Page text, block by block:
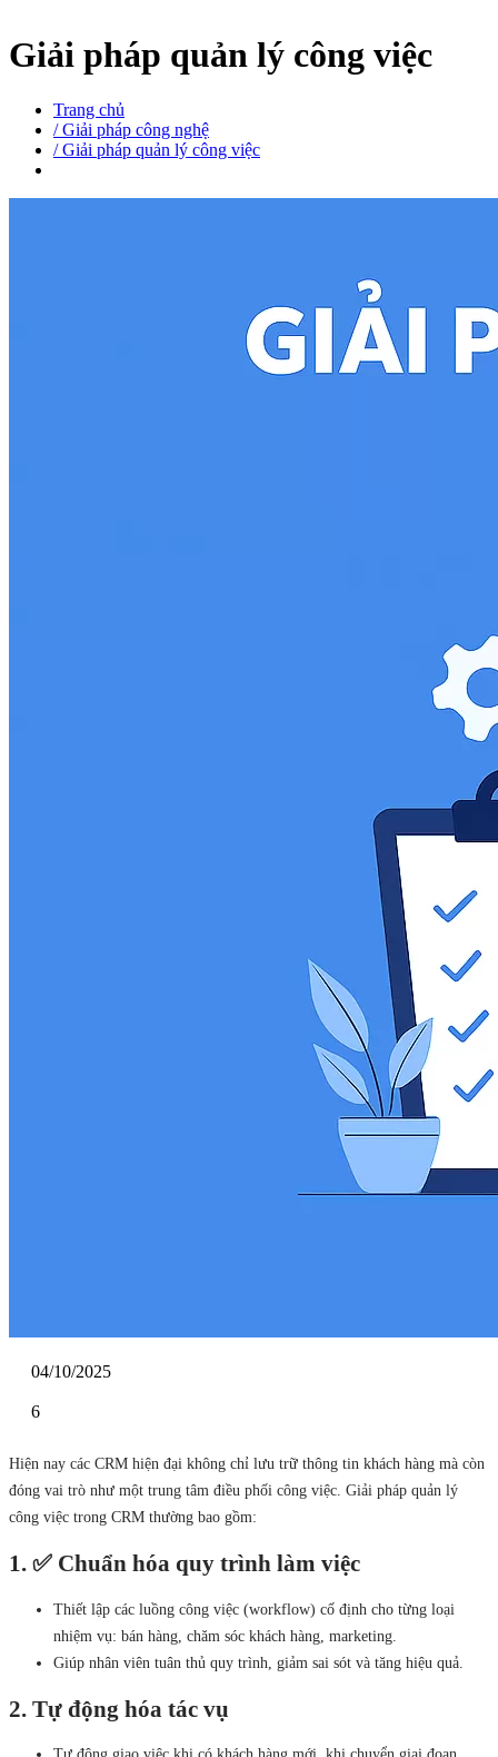
Giải pháp quản lý công việc
Trang chủ
/Giải pháp công nghệ
/Giải pháp quản lý công việc
04/10/2025
6
Hiện nay các CRM hiện đại không chỉ lưu trữ thông tin khách hàng mà còn
đóng vai trò như một trung tâm điều phối công việc. Giải pháp quản lý
công việc trong CRM thường bao gồm:
1. ✅ Chuẩn hóa quy trình làm việc
Thiết lập các luồng công việc (workflow) cố định cho từng loại
nhiệm vụ: bán hàng, chăm sóc khách hàng, marketing.
Giúp nhân viên tuân thủ quy trình, giảm sai sót và tăng hiệu quả.
2. Tự động hóa tác vụ